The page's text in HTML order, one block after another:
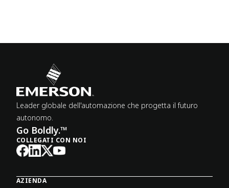
Leader globale dell'automazione che progetta il futuro
autonomo.
Go Boldly.™
COLLEGATI CON NOI
AZIENDA